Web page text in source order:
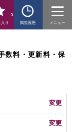
り
0
閲覧履歴
メニュー
数料・更新料・保
変更
変更